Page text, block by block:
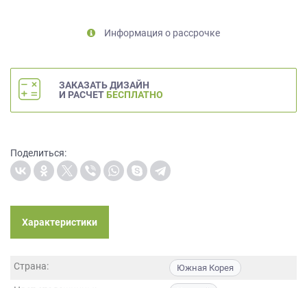
Информация о рассрочке
ЗАКАЗАТЬ ДИЗАЙН
И РАСЧЕТ БЕСПЛАТНО
Поделиться:
Характеристики
Страна: Южная Корея
также
Согласие
на
данных
метрическими
программами
на
Политики